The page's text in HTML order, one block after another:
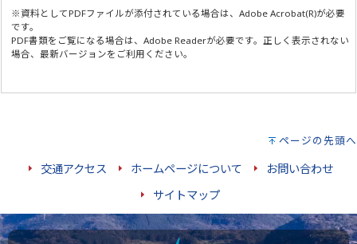
※資料としてPDFファイルが添付されている場合は、Adobe Acrobat(R)が必要
です。
PDF書類をご覧になる場合は、Adobe Readerが必要です。正しく表示されない
場合、最新バージョンをご利用ください。
ページの先頭へ
交通アクセス ホームページについて
お問い合わせ
サイトマップ